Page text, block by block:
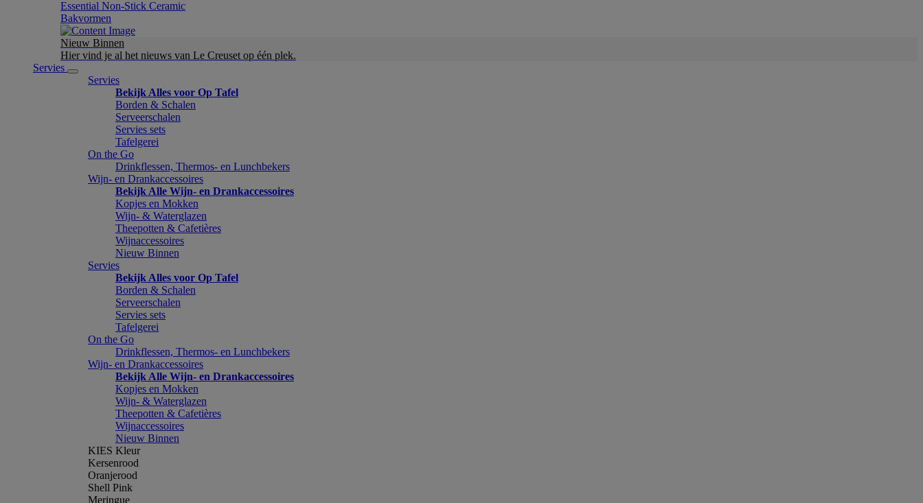
Essential Non-Stick Ceramic
Bakvormen
Nieuw Binnen
Hier vind je al het nieuws van Le Creuset op één plek.
Servies
Servies
Bekijk Alles voor Op Tafel
Borden & Schalen
Serveerschalen
Servies sets
Tafelgerei
On the Go
Drinkflessen, Thermos- en Lunchbekers
Wijn- en Drankaccessoires
Bekijk Alle Wijn- en Drankaccessoires
Kopjes en Mokken
Wijn- & Waterglazen
Theepotten & Cafetières
Wijnaccessoires
Nieuw Binnen
Servies
Bekijk Alles voor Op Tafel
Borden & Schalen
Serveerschalen
Servies sets
Tafelgerei
On the Go
Drinkflessen, Thermos- en Lunchbekers
Wijn- en Drankaccessoires
Bekijk Alle Wijn- en Drankaccessoires
Kopjes en Mokken
Wijn- & Waterglazen
Theepotten & Cafetières
Wijnaccessoires
Nieuw Binnen
KIES Kleur
Kersenrood
Oranjerood
Shell Pink
Meringue